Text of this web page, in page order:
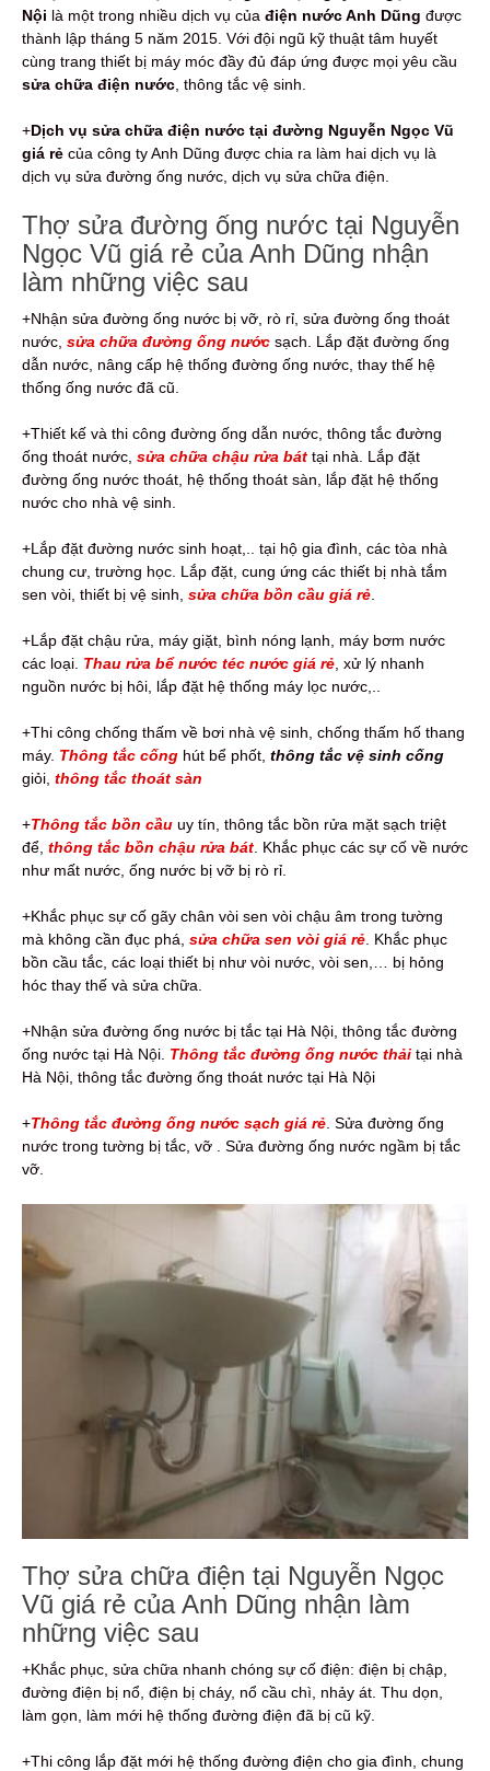
Nội là một trong nhiều dịch vụ của điện nước Anh Dũng được
thành lập tháng 5 năm 2015. Với đội ngũ kỹ thuật tâm huyết
cùng trang thiết bị máy móc đầy đủ đáp ứng được mọi yêu cầu
sửa chữa điện nước , thông tắc vệ sinh.
+Dịch vụ sửa chữa điện nước tại đường Nguyễn Ngọc Vũ
giá rẻ của công ty Anh Dũng được chia ra làm hai dịch vụ là
dịch vụ sửa đường ống nước, dịch vụ sửa chữa điện.
Thợ sửa đường ống nước tại Nguyễn
Ngọc Vũ giá rẻ của Anh Dũng nhận
làm những việc sau
+Nhận sửa đường ống nước bị vỡ, rò rỉ, sửa đường ống thoát
nước, sửa chữa đường ống nước sạch. Lắp đặt đường ống
dẫn nước, nâng cấp hệ thống đường ống nước, thay thế hệ
thống ống nước đã cũ.
+Thiết kế và thi công đường ống dẫn nước, thông tắc đường
ống thoát nước, sửa chữa chậu rửa bát tại nhà. Lắp đặt
đường ống nước thoát, hệ thống thoát sàn, lắp đặt hệ thống
nước cho nhà vệ sinh.
+Lắp đặt đường nước sinh hoạt,.. tại hộ gia đình, các tòa nhà
chung cư, trường học. Lắp đặt, cung ứng các thiết bị nhà tắm
sen vòi, thiết bị vệ sinh, sửa chữa bồn cầu giá rẻ
+Lắp đặt chậu rửa, máy giặt, bình nóng lạnh, máy bơm nước
các loại. Thau rửa bể nước téc nước giá rẻ , xử lý nhanh
nguồn nước bị hôi, lắp đặt hệ thống máy lọc nước,..
+Thi công chống thấm về bơi nhà vệ sinh, chống thấm hố thang
máy. Thông tắc cống hút bể phốt, thông tắc vệ sinh cống
giỏi, thông tắc thoát sàn
+Thông tắc bồn cầu uy tín, thông tắc bồn rửa mặt sạch triệt
để, thông tắc bồn chậu rửa bát . Khắc phục các sự cố về nước
như mất nước, ống nước bị vỡ bị rò rỉ.
+Khắc phục sự cố gãy chân vòi sen vòi chậu âm trong tường
mà không cần đục phá, sửa chữa sen vòi giá rẻ . Khắc phục
bồn cầu tắc, các loại thiết bị như vòi nước, vòi sen,… bị hỏng
hóc thay thế và sửa chữa.
+Nhận sửa đường ống nước bị tắc tại Hà Nội, thông tắc đường
ống nước tại Hà Nội. Thông tắc đường ống nước thải tại nhà
Hà Nội, thông tắc đường ống thoát nước tại Hà Nội
+Thông tắc đường ống nước sạch giá rẻ . Sửa đường ống
nước trong tường bị tắc, vỡ . Sửa đường ống nước ngầm bị tắc
vỡ.
Thợ sửa chữa điện tại Nguyễn Ngọc
Vũ giá rẻ của Anh Dũng nhận làm
những việc sau
+Khắc phục, sửa chữa nhanh chóng sự cố điện: điện bị chập,
đường điện bị nổ, điện bị cháy, nổ cầu chì, nhảy át. Thu dọn,
làm gọn, làm mới hệ thống đường điện đã bị cũ kỹ.
+Thi công lắp đặt mới hệ thống đường điện cho gia đình, chung